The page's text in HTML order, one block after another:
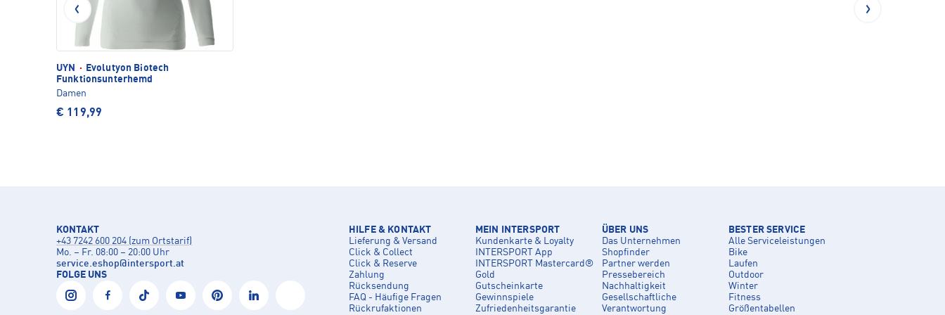
UYN ·
Evolutyon Biotech
Funktionsunterhemd
Damen
€ 119,99
KONTAKT
+43 7242 600 204 (zum Ortstarif)
Mo. – Fr. 08:00 – 20:00 Uhr
service.eshop@intersport.at
FOLGE UNS
HILFE & KONTAKT
Lieferung & Versand
Click & Collect
Click & Reserve
Zahlung
Rücksendung
FAQ - Häufige Fragen
Rückrufaktionen
MEIN INTERSPORT
Kundenkarte & Loyalty
INTERSPORT App
INTERSPORT Mastercard®
Gold
Gutscheinkarte
Gewinnspiele
Zufriedenheitsgarantie
ÜBER UNS
Das Unternehmen
Shopfinder
Partner werden
Pressebereich
Nachhaltigkeit
Gesellschaftliche
Verantwortung
BESTER SERVICE
Alle Serviceleistungen
Bike
Laufen
Outdoor
Winter
Fitness
Größentabellen